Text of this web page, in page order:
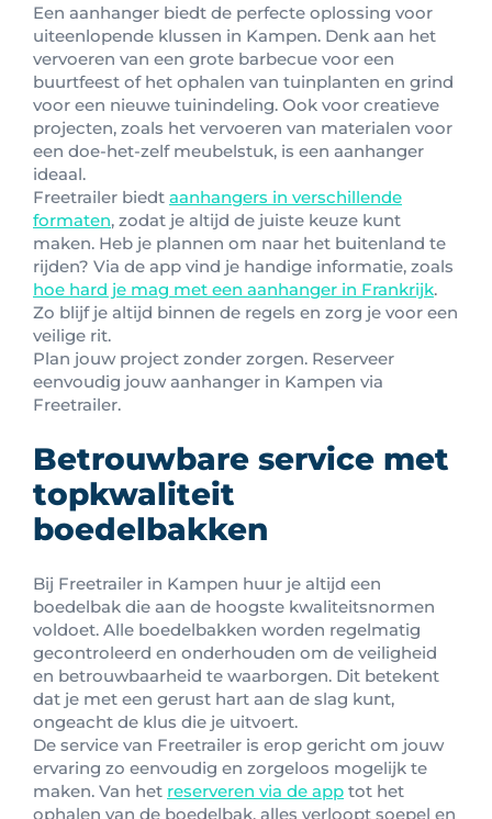
Een aanhanger biedt de perfecte oplossing voor
uiteenlopende klussen in Kampen. Denk aan het
vervoeren van een grote barbecue voor een
buurtfeest of het ophalen van tuinplanten en grind
voor een nieuwe tuinindeling. Ook voor creatieve
projecten, zoals het vervoeren van materialen voor
een doe-het-zelf meubelstuk, is een aanhanger
ideaal.
Freetrailer biedt aanhangers in verschillende
formaten, zodat je altijd de juiste keuze kunt
maken. Heb je plannen om naar het buitenland te
rijden? Via de app vind je handige informatie, zoals
hoe hard je mag met een aanhanger in Frankrijk.
Zo blijf je altijd binnen de regels en zorg je voor een
veilige rit.
Plan jouw project zonder zorgen. Reserveer
eenvoudig jouw aanhanger in Kampen via
Freetrailer.
Betrouwbare service met
topkwaliteit
boedelbakken
Bij Freetrailer in Kampen huur je altijd een
boedelbak die aan de hoogste kwaliteitsnormen
voldoet. Alle boedelbakken worden regelmatig
gecontroleerd en onderhouden om de veiligheid
en betrouwbaarheid te waarborgen. Dit betekent
dat je met een gerust hart aan de slag kunt,
ongeacht de klus die je uitvoert.
De service van Freetrailer is erop gericht om jouw
ervaring zo eenvoudig en zorgeloos mogelijk te
maken. Van het reserveren via de app tot het
ophalen van de boedelbak, alles verloopt soepel en